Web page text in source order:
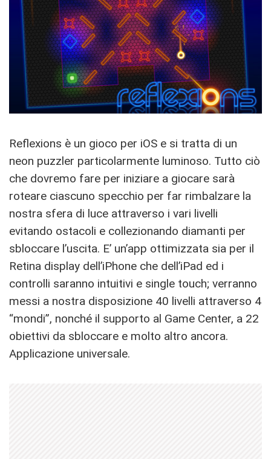
Reflexions è un gioco per iOS e si tratta di un
neon puzzler particolarmente luminoso. Tutto ciò
che dovremo fare per iniziare a giocare sarà
roteare ciascuno specchio per far rimbalzare la
nostra sfera di luce attraverso i vari livelli
evitando ostacoli e collezionando diamanti per
sbloccare l’uscita. E’ un’app ottimizzata sia per il
Retina display dell’iPhone che dell’iPad ed i
controlli saranno intuitivi e single touch; verranno
messi a nostra disposizione 40 livelli attraverso 4
“mondi”, nonché il supporto al Game Center, a 22
obiettivi da sbloccare e molto altro ancora.
Applicazione universale.